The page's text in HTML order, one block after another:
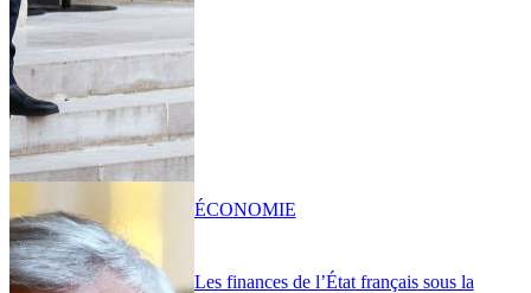
Les finances de l’État français sous la
ÉCONOMIE